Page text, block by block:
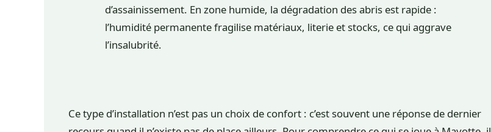
d’assainissement. En zone humide, la dégradation des abris est rapide :
l’humidité permanente fragilise matériaux, literie et stocks, ce qui aggrave
l’insalubrité.
Ce type d’installation n’est pas un choix de confort : c’est souvent une réponse de dernier